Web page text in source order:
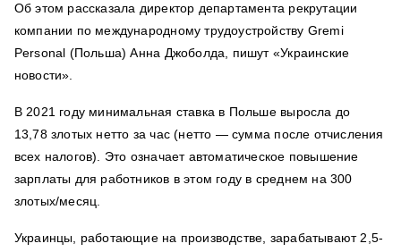
Об этом рассказала директор департамента рекрутации
компании по международному трудоустройству Gremi
Personal (Польша) Анна Джоболда, пишут «Украинские
новости».
В 2021 году минимальная ставка в Польше выросла до
13,78 злотых нетто за час (нетто — сумма после отчисления
всех налогов). Это означает автоматическое повышение
зарплаты для работников в этом году в среднем на 300
злотых/месяц.
Украинцы, работающие на производстве, зарабатывают 2,5-